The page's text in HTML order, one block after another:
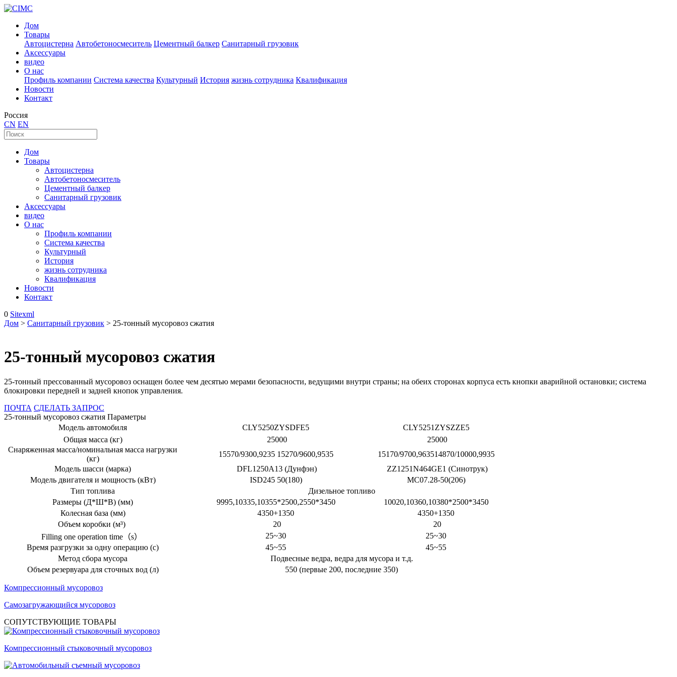
Дом
Товары
Автоцистерна Автобетоносмеситель Цементный балкер Санитарный грузовик
Аксессуары
видео
О нас
Профиль компании Система качества Культурный История жизнь сотрудника Квалификация
Новости
Контакт
Россия
CN EN
Дом
Товары
Автоцистерна
Автобетоносмеситель
Цементный балкер
Санитарный грузовик
Аксессуары
видео
О нас
Профиль компании
Система качества
Культурный
История
жизнь сотрудника
Квалификация
Новости
Контакт
0 Sitexml
Дом > Санитарный грузовик > 25-тонный мусоровоз сжатия
25-тонный мусоровоз сжатия
25-тонный прессованный мусоровоз оснащен более чем десятью мерами безопасности, ведущими внутри страны; на обеих сторонах корпуса есть кнопки аварийной остановки; система
блокировки передней и задней кнопок управления.
ПОЧТА СДЕЛАТЬ ЗАПРОС
25-тонный мусоровоз сжатия Параметры
Модель автомобиля
CLY5250ZYSDFE5
CLY5251ZYSZZE5
Общая масса (кг)
25000
25000
Снаряженная масса/номинальная масса нагрузки
(кг)
15570/9300,9235 15270/9600,9535
15170/9700,963514870/10000,9935
Модель шасси (марка)
DFL1250A13 (Дунфэн)
ZZ1251N464GE1 (Синотрук)
Модель двигателя и мощность (кВт)
ISD245 50(180)
MC07.28-50(206)
Тип топлива
Дизельное топливо
Размеры (Д*Ш*В) (мм)
9995,10335,10355*2500,2550*3450
10020,10360,10380*2500*3450
Колесная база (мм)
4350+1350
4350+1350
Объем коробки (м³)
20
20
Filling one operation time（s）
25~30
25~30
Время разгрузки за одну операцию (с)
45~55
45~55
Метод сбора мусора
Подвесные ведра, ведра для мусора и т.д.
Объем резервуара для сточных вод (л)
550 (первые 200, последние 350)
Компрессионный мусоровоз
Самозагружающийся мусоровоз
СОПУТСТВУЮЩИЕ ТОВАРЫ
Компрессионный стыковочный мусоровоз